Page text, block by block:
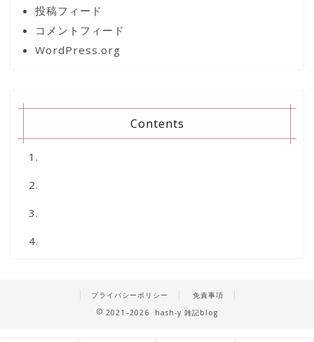
投稿フィード
コメントフィード
WordPress.org
Contents
プライバシーポリシー
免責事項
2021–2026 hash-y 雑記blog